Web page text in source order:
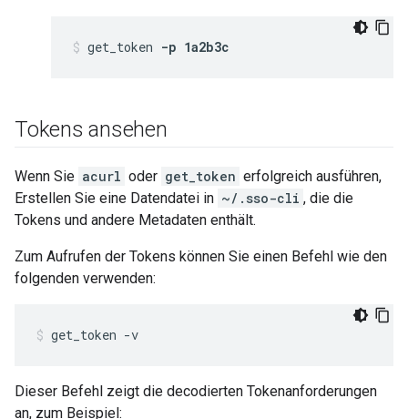
get_token -p 1a2b3c
Tokens ansehen
Wenn Sie acurl oder get_token erfolgreich ausführen,
Erstellen Sie eine Datendatei in ~/.sso-cli , die die
Tokens und andere Metadaten enthält.
Zum Aufrufen der Tokens können Sie einen Befehl wie den
folgenden verwenden:
get_token -v
Dieser Befehl zeigt die decodierten Tokenanforderungen
an, zum Beispiel: